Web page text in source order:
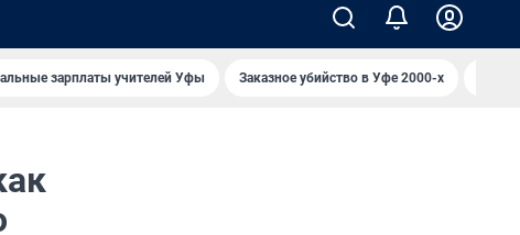
зарплаты учителей Уфы Заказное убийство в Уфе 2000-х